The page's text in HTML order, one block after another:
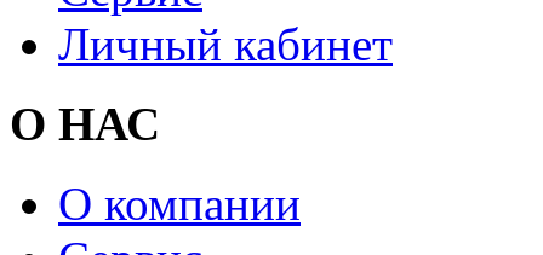
Личный кабинет
О НАС
О компании